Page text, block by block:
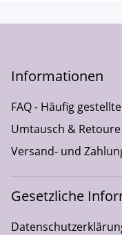
Informationen
FAQ - Häufig
Umtausch & Retoure
Versand- und
Gesetzliche